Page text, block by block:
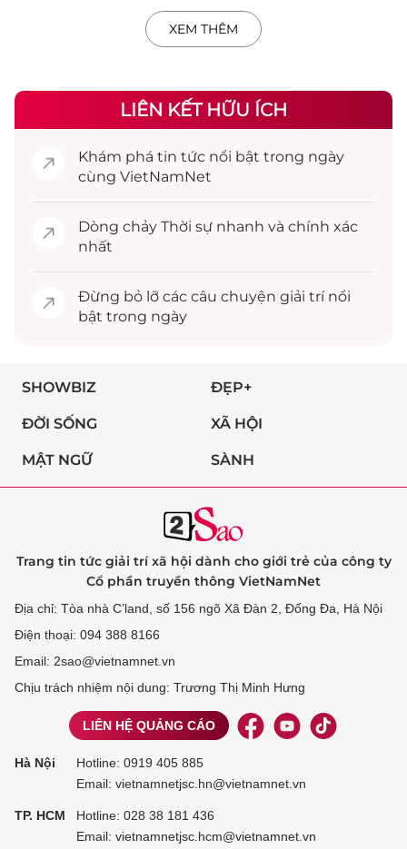
XEM THÊM
LIÊN KẾT HỮU ÍCH
Khám phá tin tức nổi bật trong ngày
cùng VietNamNet
Dòng chảy Thời sự nhanh và chính xác
nhất
Đừng bỏ lỡ các câu chuyện giải trínổi
bật trong ngày
SHOWBIZ ĐẸP+
ĐỜI SỐNG XÃ HỘI
MẬT NGỮ SÀNH
Trang tin tức giải trí xã hội dành cho giới trẻ của công ty
Cổ phần truyền thông VietNamNet
Địa chỉ: Tòa nhà C’land, số 156 ngõ Xã Đàn 2, Đống Đa, Hà Nội
Điện thoại: 094 388 8166
Email: 2sao@vietnamnet.vn
Chịu trách nhiệm nội dung: Trương Thị Minh Hưng
LIÊN HỆ QUẢNG CÁO
Hà Nội Hotline: 0919 405 885
Email: vietnamnetjsc.hn@vietnamnet.vn
TP. HCM Hotline: 028 38 181 436
Email: vietnamnetjsc.hcm@vietnamnet.vn